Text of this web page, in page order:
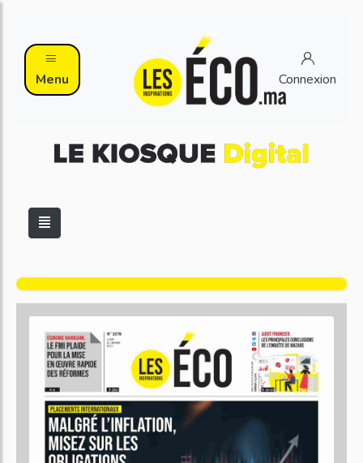
Menu Connexion